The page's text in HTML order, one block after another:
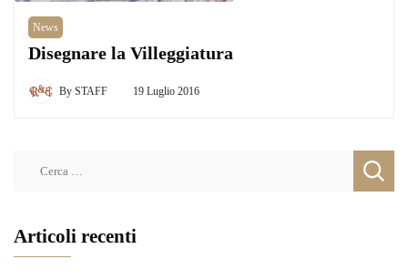
News
Disegnare la Villeggiatura
By STAFF 19 Luglio 2016
Articoli recenti